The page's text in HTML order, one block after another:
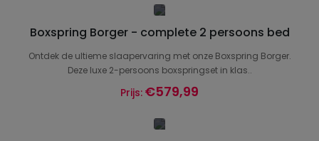
Boxspring Borger - complete 2 persoons bed
Ontdek de ultieme slaapervaring met onze Boxspring Borger.
Deze luxe 2-persoons boxspringset in klas..
Prijs: €579,99